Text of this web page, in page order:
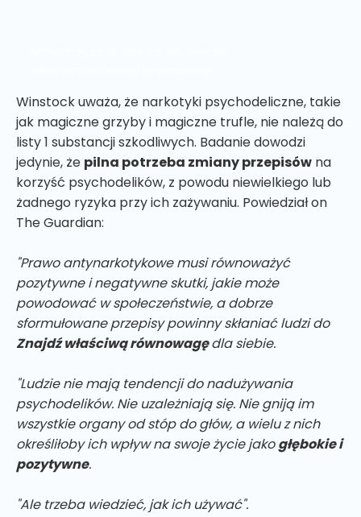
Winstock uważa, że narkotyki psychodeliczne, takie
jak magiczne grzyby i magiczne trufle, nie należą do
listy 1 substancji szkodliwych. Badanie dowodzi
jedynie, że pilna potrzeba zmiany przepisów na
korzyść psychodelików, z powodu niewielkiego lub
żadnego ryzyka przy ich zażywaniu. Powiedział on
The Guardian:
"Prawo antynarkotykowe musi równoważyć
pozytywne i negatywne skutki, jakie może
powodować w społeczeństwie, a dobrze
sformułowane przepisy powinny skłaniać ludzi do
Znajdź właściwą równowagędla siebie.
"Ludzie nie mają tendencji do nadużywania
psychodelików. Nie uzależniają się. Nie gniją im
wszystkie organy od stóp do głów, a wielu z nich
określiłoby ich wpływ na swoje życie jakogłębokie i
pozytywne.
"Ale trzeba wiedzieć, jak ich używać".